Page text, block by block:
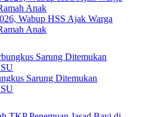
Wabup HSS Ajak Warga
Anak
Sarung Ditemukan